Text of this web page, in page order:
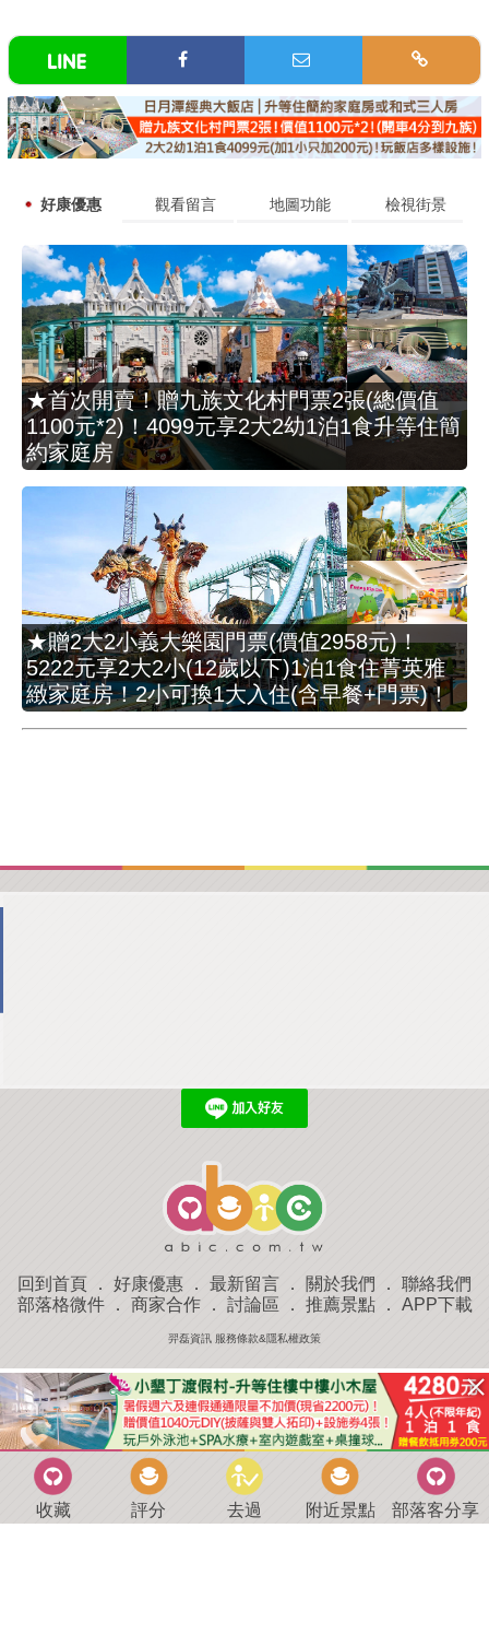
好康優惠 觀看留言 地圖功能 檢視街景
★首次開賣！贈九族文化村門票2張(總價值
1100元*2)！4099元享2大2幼1泊1食升等住簡
約家庭房
★贈2大2小義大樂園門票(價值2958元)！
5222元享2大2小(12歲以下)1泊1食住菁英雅
緻家庭房！2小可換1大入住(含早餐+門票)！
回到首頁 ． 好康優惠 ． 最新留言 ． 關於我們 ． 聯絡我們
部落格微件． 商家合作． 討論區 ． 推薦景點． APP下載
羿磊資訊 服務條款&隱私權政策
收藏 評分 去過 附近景點 部落客分享